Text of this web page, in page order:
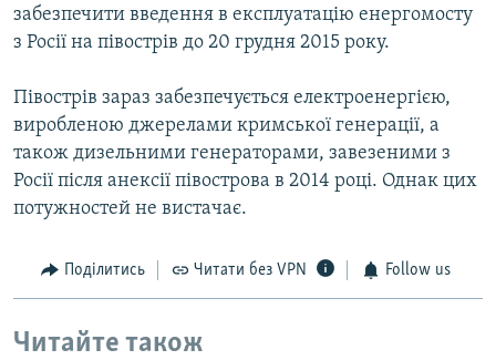
забезпечити введення в експлуатацію енергомосту
з Росії на півострів до 20 грудня 2015 року.
Півострів зараз забезпечується електроенергією,
виробленою джерелами кримської генерації, а
також дизельними генераторами, завезеними з
Росії після анексії півострова в 2014 році. Однак цих
потужностей не вистачає.
Поділитись Читати без VPN Follow us
Читайте також